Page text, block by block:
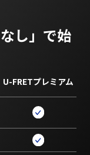
なし」で始
U-FRETプレミアム